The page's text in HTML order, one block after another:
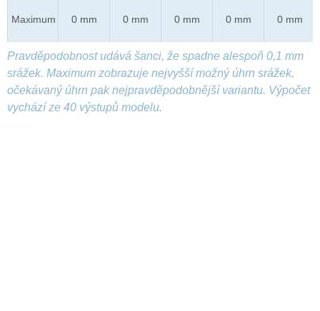
Maximum 0 mm 0 mm 0 mm 0 mm 0 mm
Pravděpodobnost udává šanci, že spadne alespoň 0,1 mm
srážek. Maximum zobrazuje nejvyšší možný úhrn srážek,
očekávaný úhrn pak nejpravděpodobnější variantu. Výpočet
vychází ze 40 výstupů modelu.